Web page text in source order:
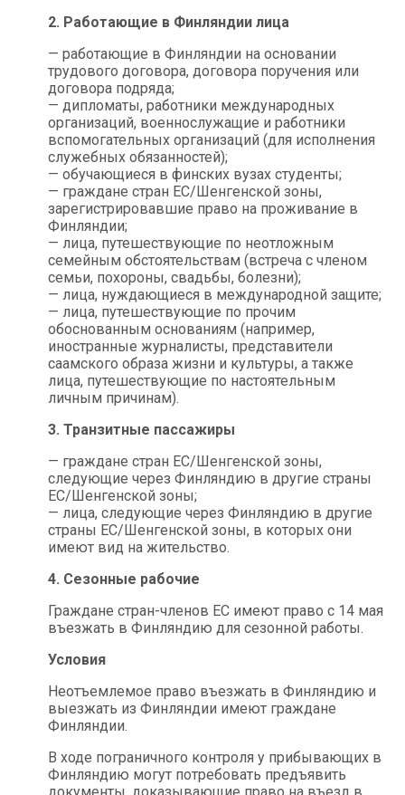
2. Работающие в Финляндии лица
— работающие в Финляндии на основании
трудового договора, договора поручения или
договора подряда;
— дипломаты, работники международных
организаций, военнослужащие и работники
вспомогательных организаций (для исполнения
служебных обязанностей);
— обучающиеся в финских вузах студенты;
— граждане стран ЕС/Шенгенской зоны,
зарегистрировавшие право на проживание в
Финляндии;
— лица, путешествующие по неотложным
семейным обстоятельствам (встреча с членом
семьи, похороны, свадьбы, болезни);
— лица, нуждающиеся в международной защите;
— лица, путешествующие по прочим
обоснованным основаниям (например,
иностранные журналисты, представители
саамского образа жизни и культуры, а также
лица, путешествующие по настоятельным
личным причинам).
3. Транзитные пассажиры
— граждане стран ЕС/Шенгенской зоны,
следующие через Финляндию в другие страны
ЕС/Шенгенской зоны;
— лица, следующие через Финляндию в другие
страны ЕС/Шенгенской зоны, в которых они
имеют вид на жительство.
4. Сезонные рабочие
Граждане стран-членов ЕС имеют право с 14 мая
въезжать в Финляндию для сезонной работы.
Условия
Неотъемлемое право въезжать в Финляндию и
выезжать из Финляндии имеют граждане
Финляндии.
В ходе пограничного контроля у прибывающих в
Финляндию могут потребовать предъявить